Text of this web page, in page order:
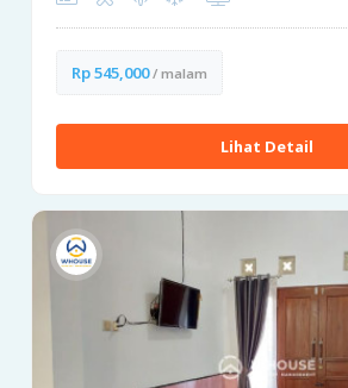
Rp 545,000/ malam
Lihat Detail